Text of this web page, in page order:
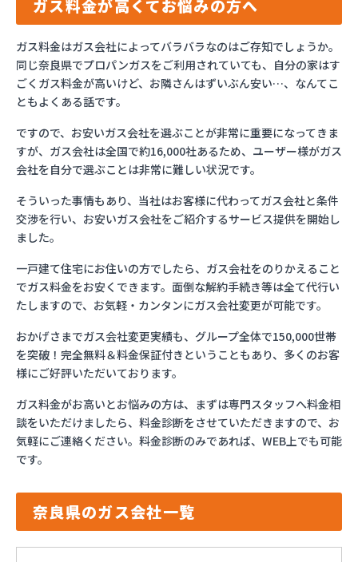
ガス料金が高くてお悩みの方へ
ガス料金はガス会社によってバラバラなのはご存知でしょうか。
同じ奈良県でプロパンガスをご利用されていても、自分の家はす
ごくガス料金が高いけど、お隣さんはずいぶん安い…、なんてこ
ともよくある話です。
ですので、お安いガス会社を選ぶことが非常に重要になってきま
すが、ガス会社は全国で約16,000社あるため、ユーザー様がガス
会社を自分で選ぶことは非常に難しい状況です。
そういった事情もあり、当社はお客様に代わってガス会社と条件
交渉を行い、お安いガス会社をご紹介するサービス提供を開始し
ました。
一戸建て住宅にお住いの方でしたら、ガス会社をのりかえること
でガス料金をお安くできます。面倒な解約手続き等は全て代行い
たしますので、お気軽・カンタンにガス会社変更が可能です。
おかげさまでガス会社変更実績も、グループ全体で150,000世帯
を突破！完全無料＆料金保証付きということもあり、多くのお客
様にご好評いただいております。
ガス料金がお高いとお悩みの方は、まずは専門スタッフへ料金相
談をいただけましたら、料金診断をさせていただきますので、お
気軽にご連絡ください。料金診断のみであれば、WEB上でも可能
です。
奈良県のガス会社一覧